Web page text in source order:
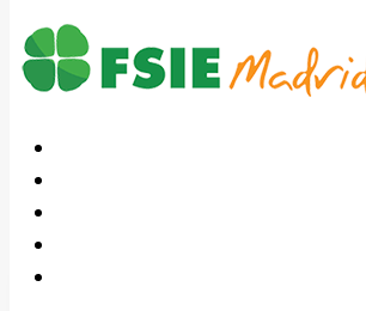
Saltar al contenido principal Saltar al